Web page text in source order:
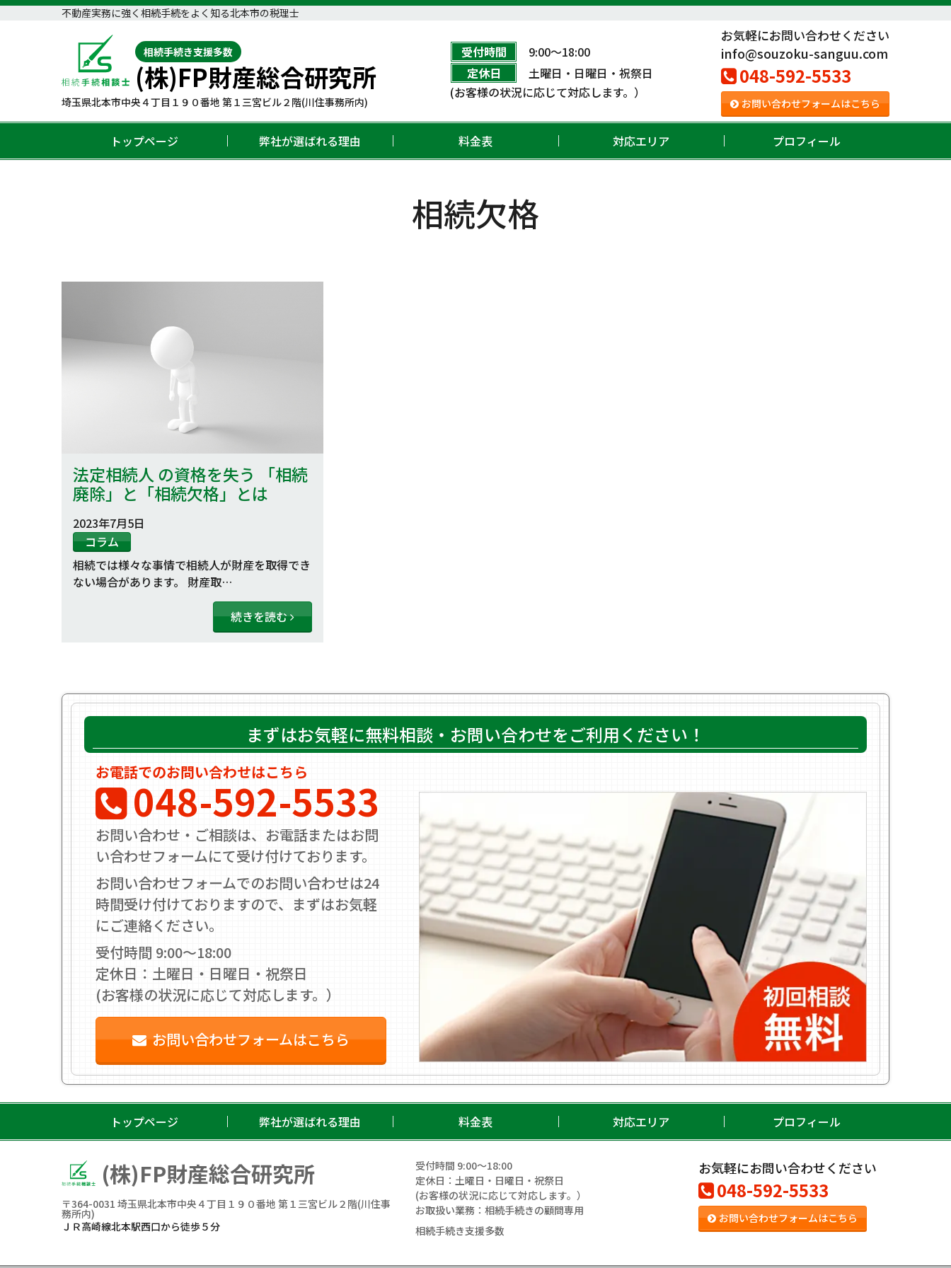
不動産実務に強く相続手続をよく知る北本市の税理士
相続手続き支援多数
(株)FP財産総合研究所
埼玉県北本市中央４丁目１９０番地 第１三宮ビル２階(川住事務所内)
受付時間
9:00〜18:00
定休日
土曜日・日曜日・祝祭日
(お客様の状況に応じて対応します。）
お気軽にお問い合わせください
info@souzoku-sanguu.com
048-592-5533
お問い合わせフォームはこちら
トップページ 弊社が選ばれる理由 料金表 対応エリア プロフィール
相続欠格
法定相続人 の資格を失う 「相続
廃除」と「相続欠格」とは
2023年7月5日
コラム
相続では様々な事情で相続人が財産を取得でき
ない場合があります。 財産取…
続きを読む
まずはお気軽に無料相談・お問い合わせをご利用ください！
お電話でのお問い合わせはこちら
048-592-5533
お問い合わせ・ご相談は、お電話またはお問
い合わせフォームにて受け付けております。
お問い合わせフォームでのお問い合わせは24
時間受け付けておりますので、まずはお気軽
にご連絡ください。
受付時間 9:00〜18:00
定休日：土曜日・日曜日・祝祭日
(お客様の状況に応じて対応します。）
お問い合わせフォームはこちら
トップページ 弊社が選ばれる理由 料金表 対応エリア プロフィール
(株)FP財産総合研究所
〒364-0031 埼玉県北本市中央４丁目１９０番地 第１三宮ビル２階(川住事
務所内)
ＪＲ高崎線北本駅西口から徒歩５分
受付時間 9:00〜18:00
定休日：土曜日・日曜日・祝祭日
(お客様の状況に応じて対応します。）
お取扱い業務：相続手続きの顧問専用
相続手続き支援多数
お気軽にお問い合わせください
048-592-5533
お問い合わせフォームはこちら